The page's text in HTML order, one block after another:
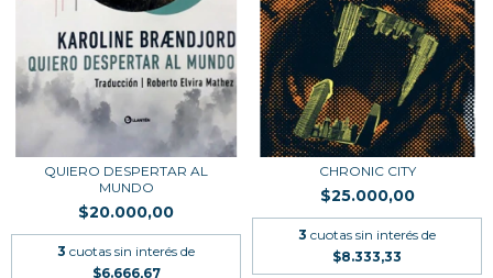
QUIERO DESPERTAR AL
MUNDO
$20.000,00
3 cuotas sin interés de
$6.666,67
CHRONIC CITY
$25.000,00
3 cuotas sin interés de
$8.333,33